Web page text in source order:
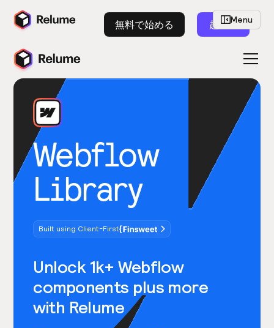
無料で始める 起動
Webflow
Library
Built using Client-First
Unlock 1k+ Webflow
components plus more
with Relume
Menu